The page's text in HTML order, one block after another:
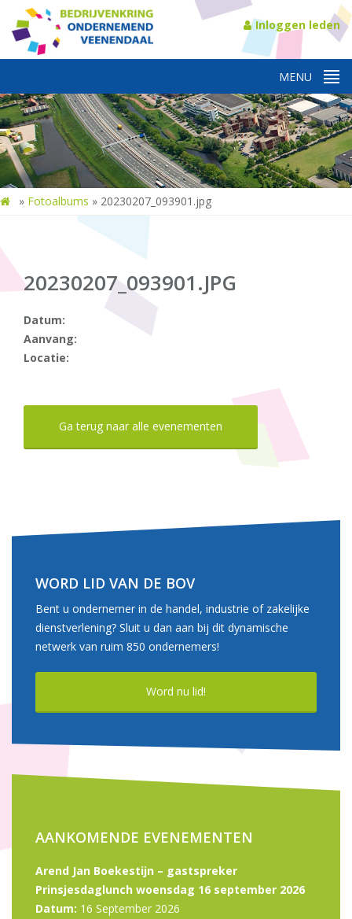
Inloggen leden
» Fotoalbums » 20230207_093901.jpg
20230207_093901.JPG
Datum:
Aanvang:
Locatie:
Ga terug naar alle evenementen
WORD LID VAN DE BOV
Bent u ondernemer in de handel, industrie of zakelijke
dienstverlening? Sluit u dan aan bij dit dynamische
netwerk van ruim 850 ondernemers!
Word nu lid!
AANKOMENDE EVENEMENTEN
Arend Jan Boekestijn – gastspreker
Prinsjesdaglunch woensdag 16 september 2026
Datum: 16 September 2026